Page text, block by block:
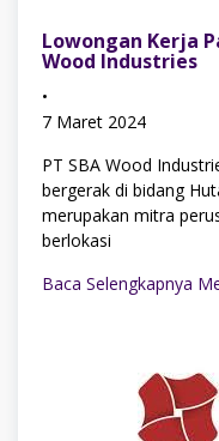
Lowongan Kerja
Wood Industries
•
7 Maret 2024
PT SBA Wood
bergerak di bidang
merupakan mitra
berlokasi
Baca Selengkapnya